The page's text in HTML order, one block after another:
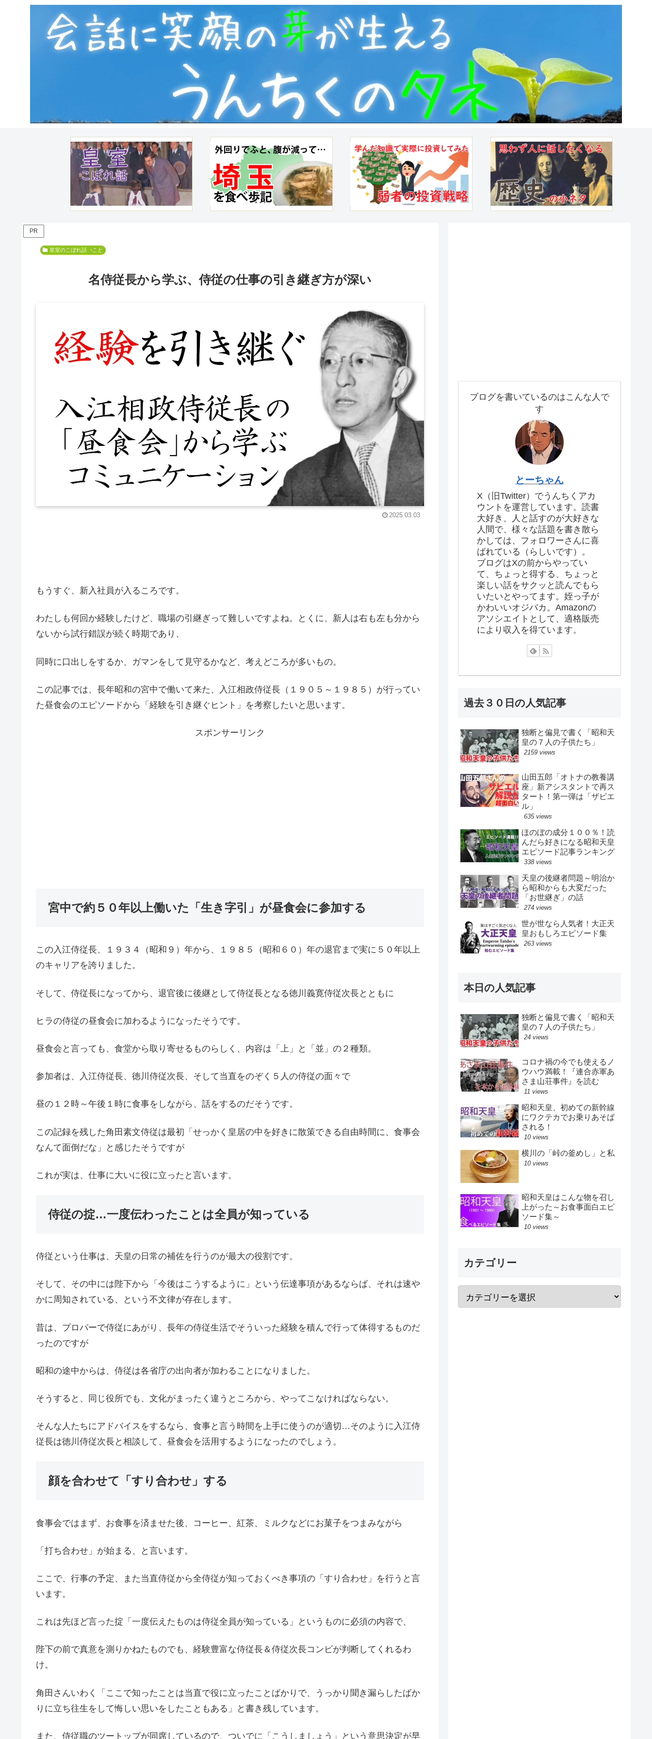
PR
名侍従長から学ぶ、侍従の仕事の引き継ぎ方が深い
2025.03.03
もうすぐ、新入社員が入るころです。
わたしも何回か経験したけど、職場の引継ぎって難しいですよね。とくに、新人は右も左も分から
ないから試行錯誤が続く時期であり、
同時に口出しをするか、ガマンをして見守るかなど、考えどころが多いもの。
この記事では、長年昭和の宮中で働いて来た、入江相政侍従長（１９０５～１９８５）が行ってい
た昼食会のエピソードから「経験を引き継ぐヒント」を考察したいと思います。
スポンサーリンク
宮中で約５０年以上働いた「生き字引」が昼食会に参加する
この入江侍従長、１９３４（昭和９）年から、１９８５（昭和６０）年の退官まで実に５０年以上
のキャリアを誇りました。
そして、侍従長になってから、退官後に後継として侍従長となる徳川義寛侍従次長とともに
ヒラの侍従の昼食会に加わるようになったそうです。
昼食会と言っても、食堂から取り寄せるものらしく、内容は「上」と「並」の２種類。
参加者は、入江侍従長、徳川侍従次長、そして当直をのぞく５人の侍従の面々で
昼の１２時～午後１時に食事をしながら、話をするのだそうです。
この記録を残した角田素文侍従は最初「せっかく皇居の中を好きに散策できる自由時間に、食事会
なんて面倒だな」と感じたそうですが
これが実は、仕事に大いに役に立ったと言います。
侍従の掟…一度伝わったことは全員が知っている
侍従という仕事は、天皇の日常の補佐を行うのが最大の役割です。
そして、その中には陛下から「今後はこうするように」という伝達事項があるならば、それは速や
かに周知されている、という不文律が存在します。
昔は、プロパーで侍従にあがり、長年の侍従生活でそういった経験を積んで行って体得するものだ
ったのですが
昭和の途中からは、侍従は各省庁の出向者が加わることになりました。
そうすると、同じ役所でも、文化がまったく違うところから、やってこなければならない。
そんな人たちにアドバイスをするなら、食事と言う時間を上手に使うのが適切…そのように入江侍
従長は徳川侍従次長と相談して、昼食会を活用するようになったのでしょう。
顔を合わせて「すり合わせ」する
食事会ではまず、お食事を済ませた後、コーヒー、紅茶、ミルクなどにお菓子をつまみながら
「打ち合わせ」が始まる、と言います。
ここで、行事の予定、また当直侍従から全侍従が知っておくべき事項の「すり合わせ」を行うと言
います。
これは先ほど言った掟「一度伝えたものは侍従全員が知っている」というものに必須の内容で、
陛下の前で真意を測りかねたものでも、経験豊富な侍従長＆侍従次長コンビが判断してくれるわ
け。
角田さんいわく「ここで知ったことは当直で役に立ったことばかりで、うっかり聞き漏らしたばか
りに立ち往生をして悔しい思いをしたこともある」と書き残しています。
また、侍従職のツートップが同席しているので、ついでに「こうしましょう」という意思決定が早
今更人に聞けないこと
皇室のこぼれ話
ブログを書いているのはこんな人で
す
とーちゃん
X（旧Twitter）でうんちくアカ
ウントを運営しています。読書
大好き、人と話すのが大好きな
人間で、様々な話題を書き散ら
かしては、フォロワーさんに喜
ばれている（らしいです）。
ブログはXの前からやってい
て、ちょっと得する、ちょっと
楽しい話をサクッと読んでもら
いたいとやってます。姪っ子が
かわいいオジバカ。Amazonの
アソシエイトとして、適格販売
により収入を得ています。
過去３０日の人気記事
独断と偏見で書く「昭和天
皇の７人の子供たち」
2159 views
山田五郎「オトナの教養講
座」新アシスタントで再ス
タート！第一弾は「ザビエ
ル」
635 views
ほのぼの成分１００％！読
んだら好きになる昭和天皇
エピソード記事ランキング
338 views
天皇の後継者問題～明治か
ら昭和からも大変だった
「お世継ぎ」の話
274 views
世が世なら人気者！大正天
皇おもしろエピソード集
263 views
本日の人気記事
独断と偏見で書く「昭和天
皇の７人の子供たち」
24 views
コロナ禍の今でも使えるノ
ウハウ満載！『連合赤軍あ
さま山荘事件』を読む
11 views
昭和天皇、初めての新幹線
にワクテカでお乗りあそば
される！
10 views
横川の「峠の釜めし」と私
10 views
昭和天皇はこんな物を召し
上がった～お食事面白エピ
ソード集～
10 views
カテゴリー